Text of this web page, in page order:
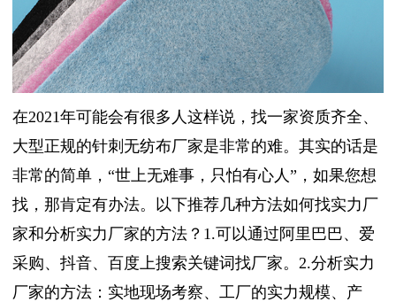
在2021年可能会有很多人这样说，找一家资质齐全、
大型正规的针刺无纺布厂家是非常的难。其实的话是
非常的简单，“世上无难事，只怕有心人”，如果您想
找，那肯定有办法。以下推荐几种方法如何找实力厂
家和分析实力厂家的方法？1.可以通过阿里巴巴、爱
采购、抖音、百度上搜索关键词找厂家。2.分析实力
厂家的方法：实地现场考察、工厂的实力规模、产